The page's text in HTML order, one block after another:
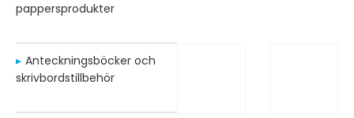
pappersprodukter
Anteckningsböcker och
skrivbordstillbehör